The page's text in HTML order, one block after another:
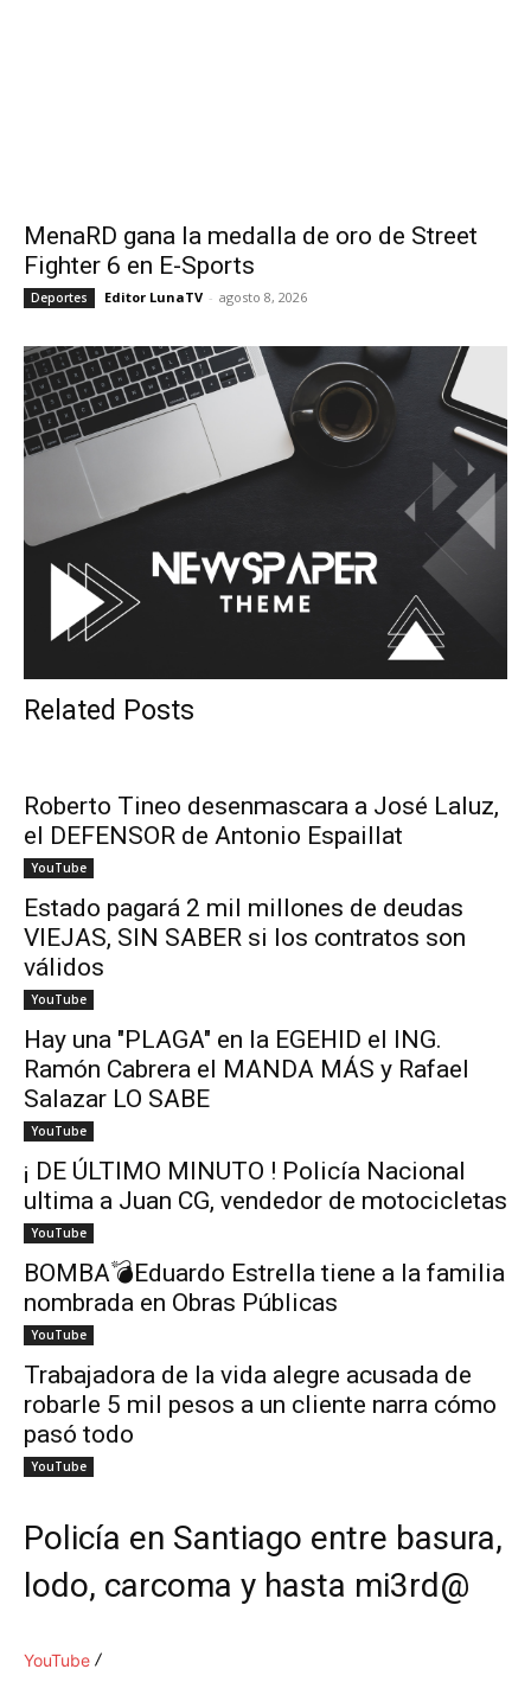
MenaRD gana la medalla de oro de Street
Fighter 6 en E-Sports
Deportes Editor LunaTV - agosto 8, 2026
Related Posts
Roberto Tineo desenmascara a José Laluz,
el DEFENSOR de Antonio Espaillat
YouTube
Estado pagará 2 mil millones de deudas
VIEJAS, SIN SABER si los contratos son
válidos
YouTube
Hay una "PLAGA" en la EGEHID el ING.
Ramón Cabrera el MANDA MÁS y Rafael
Salazar LO SABE
YouTube
¡ DE ÚLTIMO MINUTO ! Policía Nacional
ultima a Juan CG, vendedor de motocicletas
YouTube
BOMBA💣Eduardo Estrella tiene a la familia
nombrada en Obras Públicas
YouTube
Trabajadora de la vida alegre acusada de
robarle 5 mil pesos a un cliente narra cómo
pasó todo
YouTube
Policía en Santiago entre basura,
lodo, carcoma y hasta mi3rd@
YouTube